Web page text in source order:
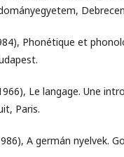
Phonétique et
Le langage. Une
Paris.
A germán nyelvek.